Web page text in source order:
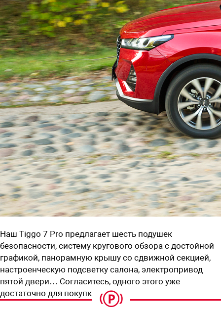
Наш Tiggo 7 Pro предлагает шесть подушек
безопасности, систему кругового обзора с достойной
графикой, панорамную крышу со сдвижной секцией,
настроенческую подсветку салона, электропривод
пятой двери… Согласитесь, одного этого уже
достаточно для покупки.